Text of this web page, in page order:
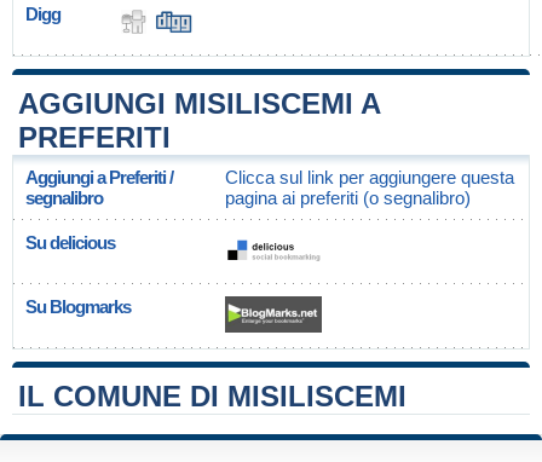
Digg
AGGIUNGI MISILISCEMI A
PREFERITI
Aggiungi a Preferiti /
segnalibro
Clicca sul link per aggiungere questa
pagina ai preferiti (o segnalibro)
Su delicious
Su Blogmarks
IL COMUNE DI MISILISCEMI